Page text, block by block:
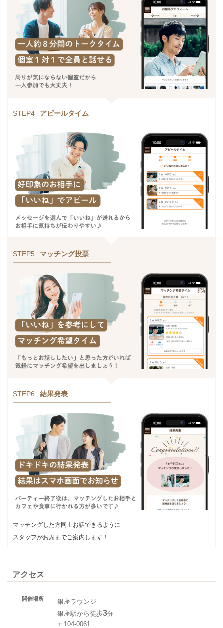
STEP4 アピールタイム
STEP5 マッチング投票
STEP6 結果発表
マッチングした方同士お話できるように
スタッフがお席までご案内します！
アクセス
開催場所
銀座ラウンジ
銀座駅から徒歩3分
〒104-0061